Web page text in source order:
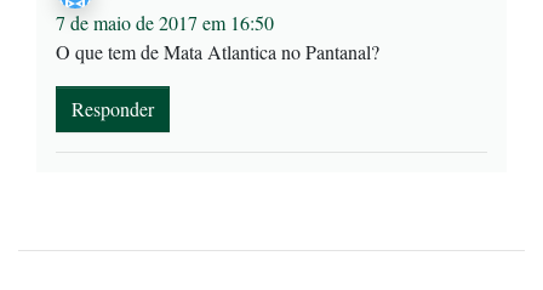
7 de maio de 2017 em 16:50
O que tem de Mata Atlantica no Pantanal?
Responder